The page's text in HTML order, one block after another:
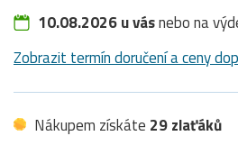
10.08.2026 u vásnebo na
Zobrazit termín doručení a ceny
Nákupem získáte 29 zlaťáků